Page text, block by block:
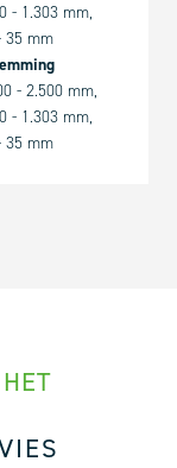
- 1.303 mm,
35 mm
- 2.500 mm,
- 1.303 mm,
35 mm